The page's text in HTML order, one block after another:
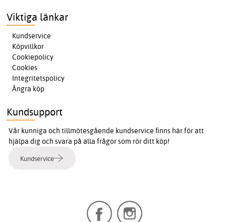
Viktiga länkar
Kundservice
Köpvillkor
Cookiepolicy
Cookies
Integritetspolicy
Ångra köp
Kundsupport
Vår kunniga och tillmötesgående kundservice finns här för att
hjälpa dig och svara på alla frågor som rör ditt köp!
Kundservice